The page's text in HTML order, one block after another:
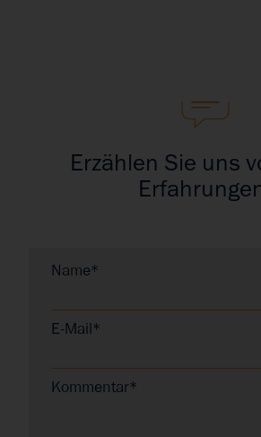
Erzählen Sie uns
Name*
E-Mail*
Kommentar*